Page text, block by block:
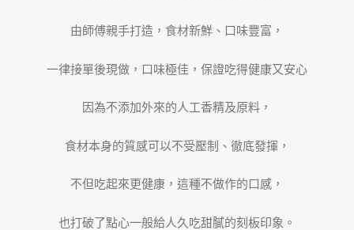
由師傅親手打造，食材新鮮、口味豐富，
一律接單後現做，口味極佳，保證吃得健康又安心
因為不添加外來的人工香精及原料，
食材本身的質感可以不受壓制、徹底發揮，
不但吃起來更健康，這種不做作的口感，
也打破了點心一般給人久吃甜膩的刻板印象。